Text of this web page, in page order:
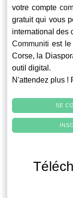
votre compte
gratuit qui vous
international des
Communiti est le
Corse, la
outil digital.
N'attendez plus !
SE